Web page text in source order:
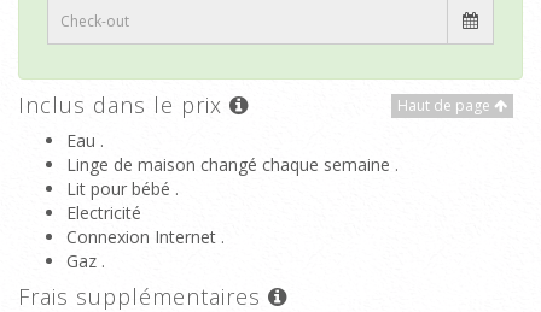
Haut de page
Inclus dans le prix
Eau .
Linge de maison changé chaque semaine .
Lit pour bébé .
Electricité
Connexion Internet .
Gaz .
Frais supplémentaires